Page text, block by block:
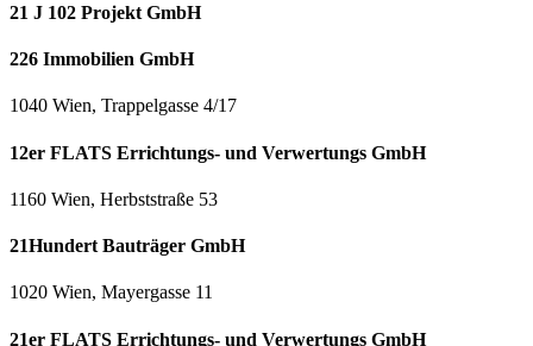
21 J 102 Projekt GmbH
226 Immobilien GmbH
1040 Wien, Trappelgasse 4/17
12er FLATS Errichtungs- und Verwertungs GmbH
1160 Wien, Herbststraße 53
21Hundert Bauträger GmbH
1020 Wien, Mayergasse 11
21er FLATS Errichtungs- und Verwertungs GmbH